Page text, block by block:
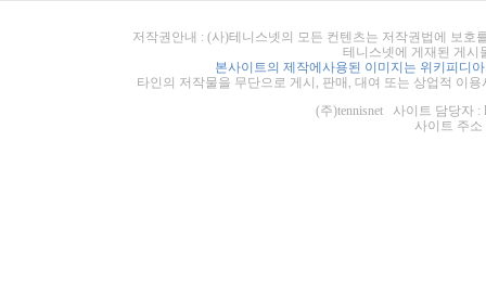
저작권안내 : (사)테니스넷의 모든 컨텐츠는 저작권법에 보
테니스넷에 게재된 게시
본사이트의 제작에사용된 이미지는 위키피디
타인의 저작물을 무단으로 게시, 판매, 대여 또는 상업적 이
(주)tennisnet 사이트 담당자 :
사이트 주